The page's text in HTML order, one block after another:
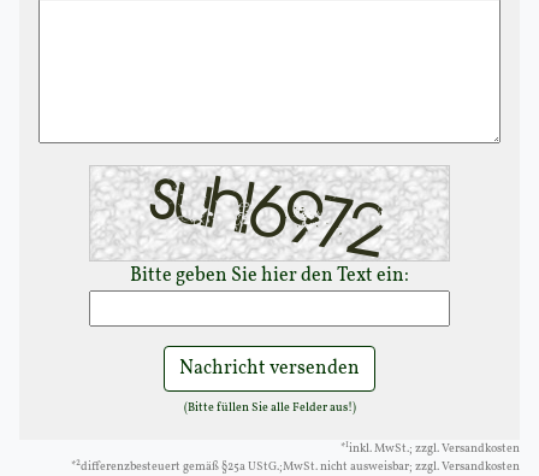
Bitte geben Sie hier den Text ein:
Nachricht versenden
(Bitte füllen Sie alle Felder aus!)
*1inkl. MwSt.; zzgl. Versandkosten
*2differenzbesteuert gemäß §25a UStG.;MwSt. nicht ausweisbar; zzgl. Versandkosten